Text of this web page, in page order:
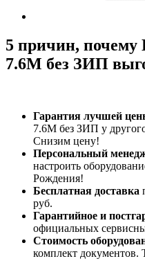
5 причин, почему
7.6M без ЗИП
Гарантия лучшей
7.6M без ЗИП у
Снизим цену!
Персональный
настроить
Рождения!
Бесплатная доставка
руб.
Гарантийное и
официальных
Стоимость
комплект документов.